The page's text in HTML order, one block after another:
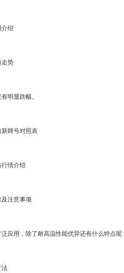
介绍
走势
明显跌幅。
新牌号对照表
行情介绍
及注意事项
应用，除了耐高温性能优异还有什么特点呢
法